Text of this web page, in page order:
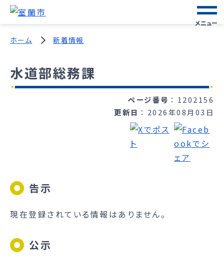
メニュー
ホーム 新着情報
水道部総務課
ページ番号
1202156
更新日
2026年08月03日
告示
現在登録されている情報はありません。
公示